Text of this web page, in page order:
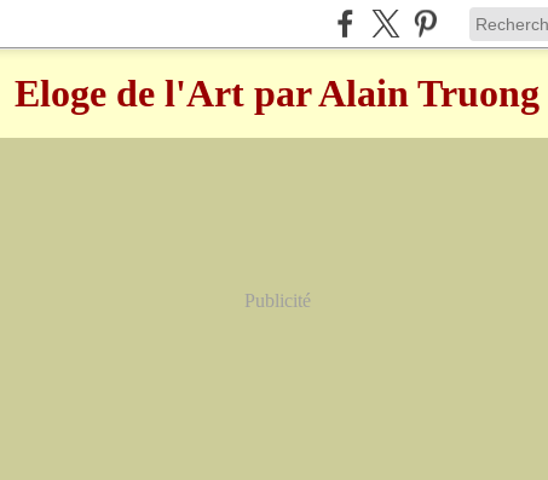
Eloge de l'Art par Alain Truong
Publicité